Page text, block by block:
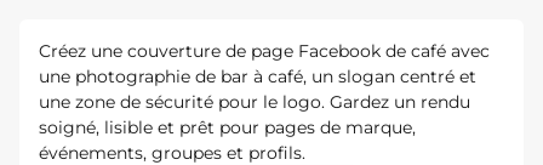
Créez une couverture de page Facebook de café avec
une photographie de bar à café, un slogan centré et
une zone de sécurité pour le logo. Gardez un rendu
soigné, lisible et prêt pour pages de marque,
événements, groupes et profils.